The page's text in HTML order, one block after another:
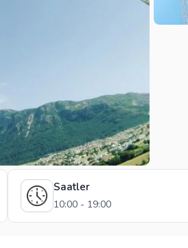
Saatler
10:00 - 19:00